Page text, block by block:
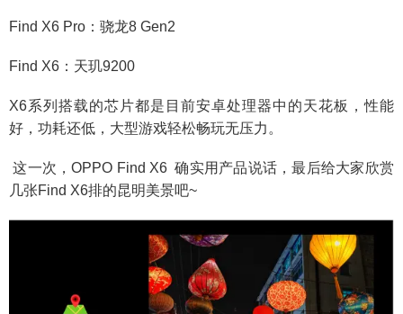
Find X6 Pro：骁龙8 Gen2
Find X6：天玑9200
X6系列搭载的芯片都是目前安卓处理器中的天花板，性能
好，功耗还低，大型游戏轻松畅玩无压力。
这一次，OPPO Find X6 确实用产品说话，最后给大家欣赏
几张Find X6排的昆明美景吧~